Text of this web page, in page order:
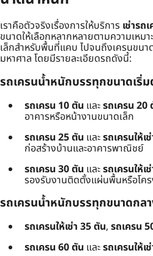
เราคือตัวจริงเรื่องการให้บริการ เช่ารถ
ขนาดให้เลือกหลากหลายตามความเหม
เล็กสำหรับพื้นที่แคบ ไปจนถึงเครนขนา
มหาศาล โดยมีรายละเอียดรถดังนี้:
รถเครนน้ำหนักบรรทุกขนาดเริ่
รถเครน 10 ตัน และรถเครน 20
อาคารหรือหน้างานขนาดเล็ก
รถเครน 25 ตัน และรถเครนให้เ
ก่อสร้างบ้านและอาคารพาณิชย์
รถเครน 30 ตัน และรถเครนให้เ
รองรับงานติดตั้งแผ่นพื้นหรือโค
รถเครนน้ำหนักบรรทุกขนาดกล
รถเครนให้เช่า 35 ตัน, รถเครน
รถเครน 60 ตัน และรถเครนให้เ